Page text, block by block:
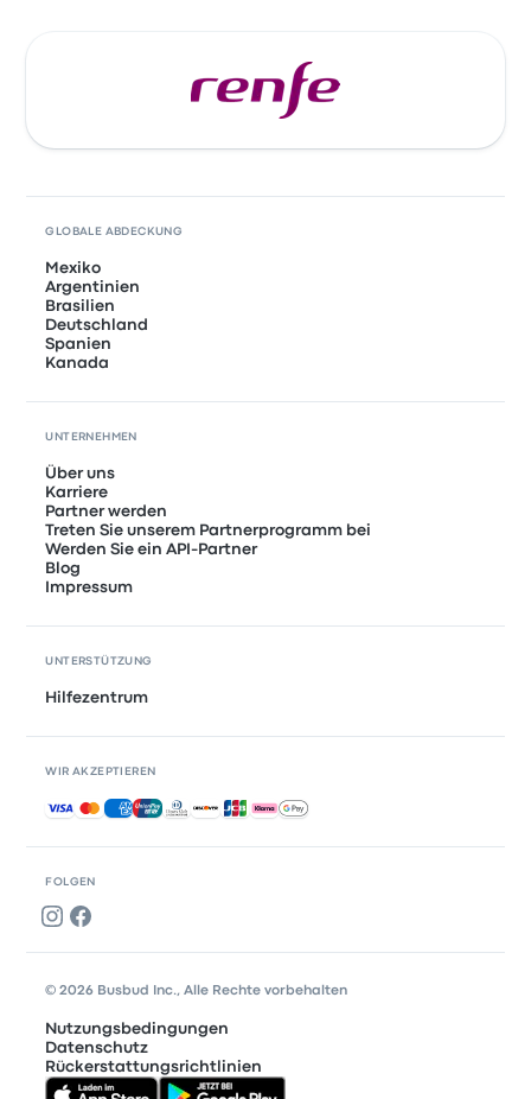
FOLGEN
GLOBALE ABDECKUNG
Mexiko
Argentinien
Brasilien
Deutschland
Spanien
Kanada
UNTERNEHMEN
Über uns
Karriere
Partner werden
Treten Sie unserem Partnerprogramm bei
Werden Sie ein API-Partner
Blog
Impressum
UNTERSTÜTZUNG
Hilfezentrum
WIR AKZEPTIEREN
Akzeptierte Zahlungsmethoden
© 2026 Busbud Inc., Alle Rechte vorbehalten
Nutzungsbedingungen
Datenschutz
Rückerstattungsrichtlinien